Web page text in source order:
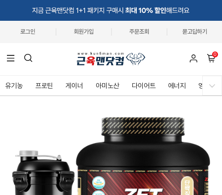
로그인 회원가입 주문조회 묻고답하기
0
유기농 프로틴 게이너 아미노산 다이어트 에너지 영양제